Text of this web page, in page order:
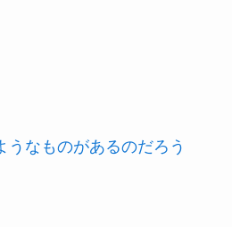
うなものがあるのだろう